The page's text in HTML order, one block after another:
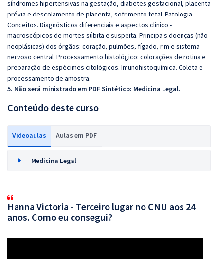
síndromes hipertensivas na gestação, diabetes gestacional, placenta
prévia e descolamento de placenta, sofrimento fetal. Patologia.
Conceitos. Diagnósticos diferenciais e aspectos clínico ‐
macroscópicos de mortes súbita e suspeita. Principais doenças (não
neoplásicas) dos órgãos: coração, pulmões, fígado, rim e sistema
nervoso central. Processamento histológico: colorações de rotina e
preparação de espécimes citológicos. Imunohistoquímica. Coleta e
processamento de amostra.
5. Não será ministrado em PDF Sintético: Medicina Legal.
Conteúdo deste curso
Videoaulas Aulas em PDF
Medicina Legal
Hanna Victoria - Terceiro lugar no CNU aos 24
anos. Como eu consegui?